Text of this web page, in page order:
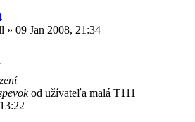
» 09 Jan 2008, 21:34
od užívateľa malá T111